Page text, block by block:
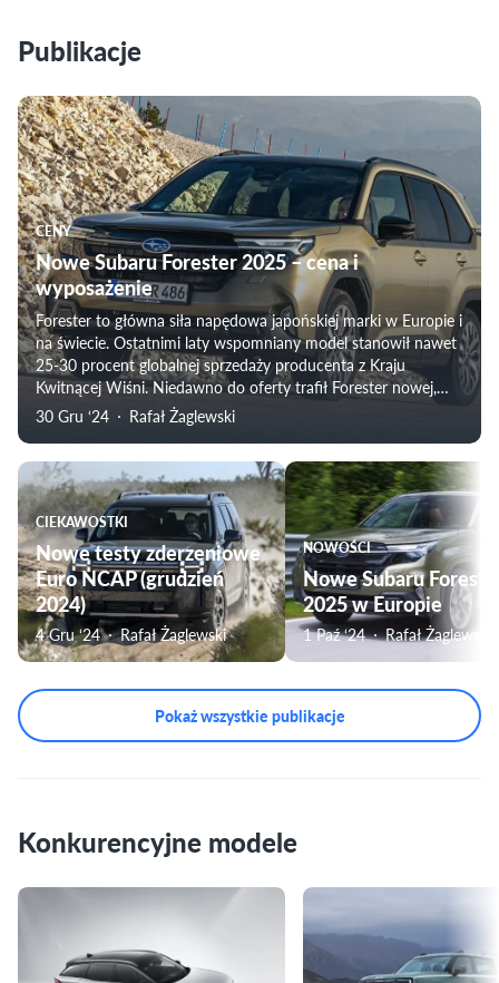
Publikacje
CENY
Nowe Subaru Forester 2025 – cena i
wyposażenie
Forester to główna siła napędowa japońskiej marki w Europie i
na świecie. Ostatnimi laty wspomniany model stanowił nawet
25-30 procent globalnej sprzedaży producenta z Kraju
Kwitnącej Wiśni. Niedawno do oferty trafił Forester nowej,
szóstej już generacji.
30 Gru ‘24 Rafał Żaglewski
CIEKAWOSTKI
Nowe testy zderzeniowe
Euro NCAP (grudzień
2024)
4 Gru ‘24 Rafał Żaglewski
NOWOŚCI
Nowe Subaru
2025 w Europie
1 Paź ‘24 Rafał Żaglewski
Pokaż wszystkie publikacje
Konkurencyjne modele